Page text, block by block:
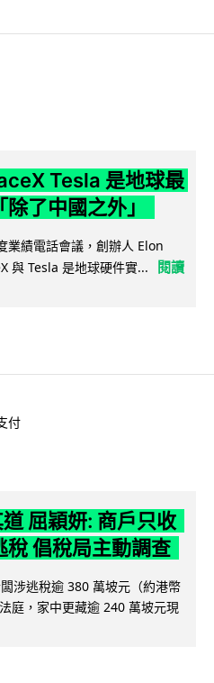
Tesla 是地球最
了中國之外」
業績電話會議，創辦人 Elon
與 Tesla 是地球硬件實...
閱讀
付
屈穎妍: 商戶只收
稅 倡稅局主動調查
涉逃稅逾 380 萬坡元（約港幣
庭，家中更藏逾 240 萬坡元現